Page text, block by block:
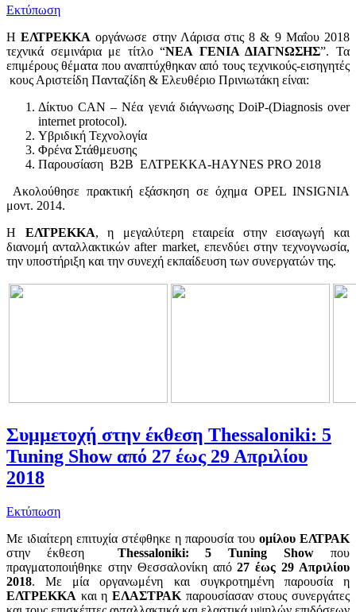
Εκτύπωση
ΗΕΛΤΡΕΚΚΑ οργάνωσε στην Λάρισα στις 8 & 9 Μαΐου 2018
τεχνικά σεμινάρια με τίτλο “ΝΕΑ ΓΕΝΙΑ ΔΙΑΓΝΩΣΗΣ”. Τα
επιμέρους θέματα που αναπτύχθηκαν από τους τεχνικούς-εισηγητές
κους Αριστείδη Πανταζίδη & Ελευθέριο Πρινιωτάκη είναι:
Δίκτυο CAN – Nέα γενιά διάγνωσης DoiP-(Diagnosis over
internet protocol).
Υβριδική Τεχνολογία
Φρένα Στάθμευσης
Παρουσίαση Β2Β ΕΛΤΡΕΚΚΑ-HAYNES PRO 2018
Ακολούθησε πρακτική εξάσκηση σε όχημα OPEL INSIGNIA
μοντ. 2014.
Η ΕΛΤΡΕΚΚΑ, η μεγαλύτερη εταιρεία στην εισαγωγή και
διανομή ανταλλακτικών after market, επενδύει στην τεχνογνωσία,
την υποστήριξη και την συνεχή εκπαίδευση των συνεργατών της.
Συμμετοχή στην έκθεση Thessaloniki: 5
Tuning Show από 27 έως 29 Απριλίου
2018
Εκτύπωση
Με ιδιαίτερη επιτυχία στέφθηκε η παρουσία του ομίλου ΕΛΤΡΑΚ
στην έκθεση Thessaloniki: 5 Tuning Show που
πραγματοποιήθηκε στην Θεσσαλονίκη από27 έως 29 Απριλίου
2018. Με μία οργανωμένη και συγκροτημένη παρουσία η
ΕΛΤΡΕΚΚΑ και η ΕΛΑΣΤΡΑΚ παρουσίασαν στους συνεργάτες